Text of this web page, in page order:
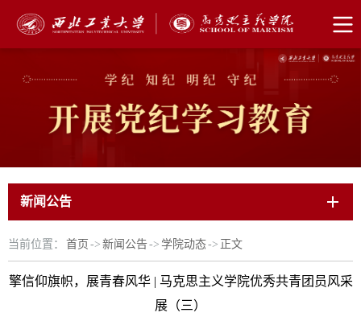
新闻公告
当前位置： 首页 -> 新闻公告-> 学院动态-> 正文
擎信仰旗帜，展青春风华 | 马克思主义学院优秀共青团员风采
展（三）